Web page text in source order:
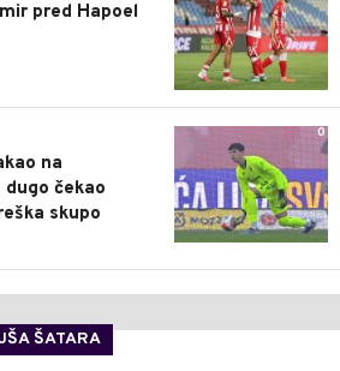
pred Hapoel
0
na
čekao
skupo
ŠATARA